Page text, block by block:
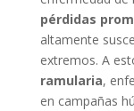
pérdidas
altamente
extremos. A
ramularia,
en campañas